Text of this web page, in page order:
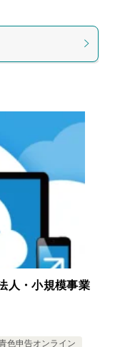
人・小規模事業
色申告オンライン